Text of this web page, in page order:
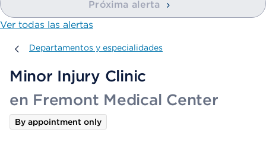
Próxima alerta
Ver todas las alertas
Departamentos y especialidades
Departamentos y especialidades
Minor Injury Clinic
en Fremont Medical Center
By appointment only